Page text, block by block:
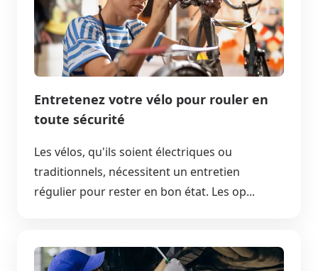
Entretenez votre vélo pour rouler en
toute sécurité
Les vélos, qu'ils soient électriques ou
traditionnels, nécessitent un entretien
régulier pour rester en bon état. Les op...